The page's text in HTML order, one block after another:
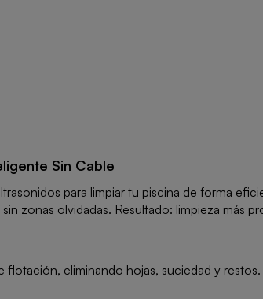
Sin Cable
para limpiar tu piscina de forma
zonas olvidadas. Resultado: limpieza más
eliminando hojas, suciedad y